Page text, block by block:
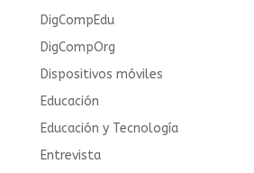
DigCompEdu
DigCompOrg
Dispositivos móviles
Educación
Educación y Tecnología
Entrevista